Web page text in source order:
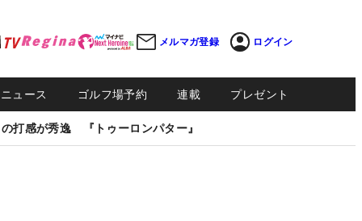
メルマガ登録 ログイン
ュース ゴルフ場予約 連載 プレゼント
打感が秀逸 『トゥーロンパター』